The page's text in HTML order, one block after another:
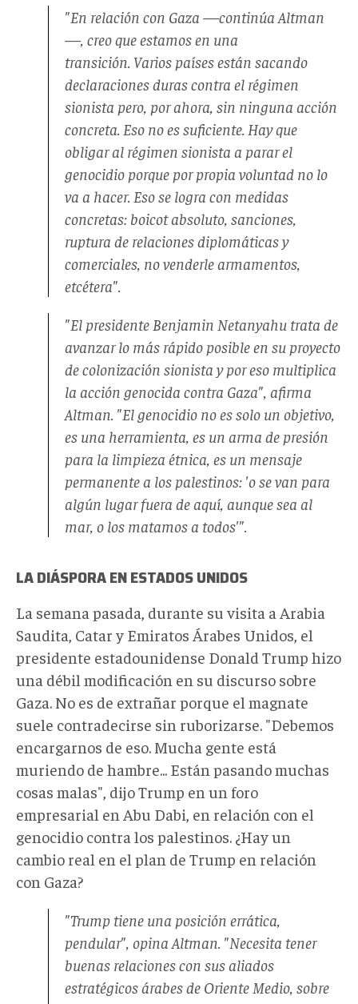
"En relación con Gaza —continúa Altman
—, creo que estamos en una
transición. Varios países están sacando
declaraciones duras contra el régimen
sionista pero, por ahora, sin ninguna acción
concreta. Eso no es suficiente. Hay que
obligar al régimen sionista a parar el
genocidio porque por propia voluntad no lo
va a hacer. Eso se logra con medidas
concretas: boicot absoluto, sanciones,
ruptura de relaciones diplomáticas y
comerciales, no venderle armamentos,
etcétera".
"El presidente Benjamin Netanyahu trata de
avanzar lo más rápido posible en su proyecto
de colonización sionista y por eso multiplica
la acción genocida contra Gaza", afirma
Altman. "El genocidio no es solo un objetivo,
es una herramienta, es un arma de presión
para la limpieza étnica, es un mensaje
permanente a los palestinos: 'o se van para
algún lugar fuera de aquí, aunque sea al
mar, o los matamos a todos'".
LA DIÁSPORA EN ESTADOS UNIDOS
La semana pasada, durante su visita a Arabia
Saudita, Catar y Emiratos Árabes Unidos, el
presidente estadounidense Donald Trump hizo
una débil modificación en su discurso sobre
Gaza. No es de extrañar porque el magnate
suele contradecirse sin ruborizarse. "Debemos
encargarnos de eso. Mucha gente está
muriendo de hambre... Están pasando muchas
cosas malas", dijo Trump en un foro
empresarial en Abu Dabi, en relación con el
genocidio contra los palestinos. ¿Hay un
cambio real en el plan de Trump en relación
con Gaza?
"Trump tiene una posición errática,
pendular", opina Altman. "Necesita tener
buenas relaciones con sus aliados
estratégicos árabes de Oriente Medio, sobre